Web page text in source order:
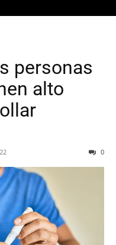
personas
alto
0